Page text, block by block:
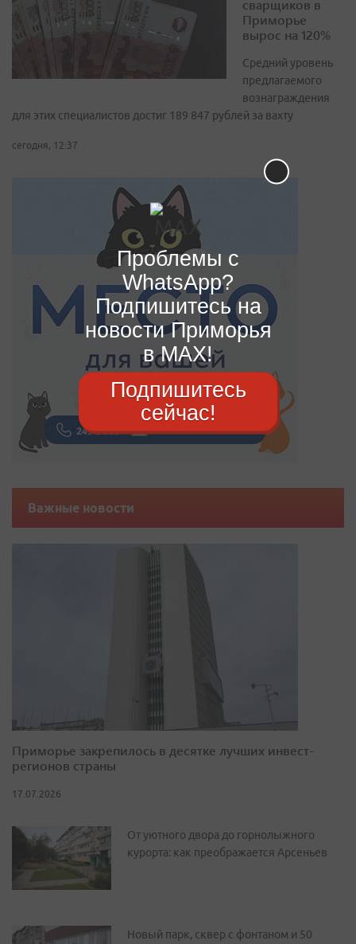
сварщиков в
Приморье
вырос на 120%
Средний уровень
предлагаемого
вознаграждения
для этих специалистов достиг 189 847 рублей за вахту
сегодня, 12:37
Важные новости
Приморье закрепилось в десятке лучших инвест-
регионов страны
17.07.2026
От уютного двора до горнолыжного
курорта: как преображается Арсеньев
Новый парк, сквер с фонтаном и 50
Проблемы с
WhatsApp?
Подпишитесь на
новости Приморья
в MAX!
Подпишитесь
сейчас!